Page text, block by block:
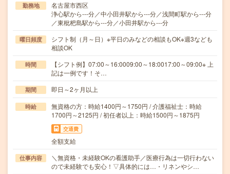
勤務地
名古屋市西区
浄心駅から---分／中小田井駅から---分／浅間町駅から---分
／東枇杷島駅から---分／小田井駅から---分
曜日頻度
シフト制（月～日）※平日のみなどの相談もOK※週3なども
相談OK
時間
【シフト例】07:00～16:0009:00～18:0017:00～09:00※ 上
記は一例です！そ…
期間 即日～2ヶ月以上
時給
無資格の方：時給1400円～1750円 / 介護福祉士：時給
1700円～2125円 / 初任者以上：時給1500円～1875円
交通費
全額支給
仕事内容
＼無資格・未経験OKの看護助手／医療行為は一切行わない
ので未経験でも安心！▽具体的には…・リネンやシ…